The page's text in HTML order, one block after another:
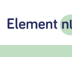
inhoud